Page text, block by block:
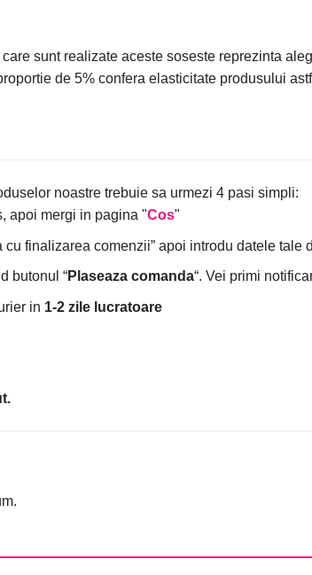
sunt realizate aceste soseste reprezinta
de 5% confera elasticitate produsului
noastre trebuie sa urmezi 4 pasi simpli:
apoi mergi in pagina "Cos"
cu finalizarea comenzii” apoi introdu datele tale
butonul “Plaseaza comanda“. Vei primi
in 1-2 zile lucratoare